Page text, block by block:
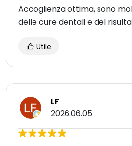
Accoglienza ottima, sono
delle cure dentali e del
Utile
LF
2026.06.05